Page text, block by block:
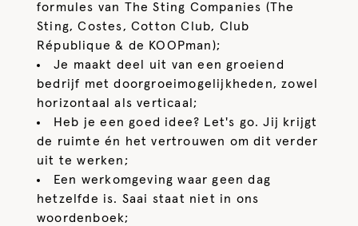
formules van The Sting Companies (The
Sting, Costes, Cotton Club, Club
République & de KOOPman);
Je maakt deel uit van een groeiend
bedrijf met doorgroeimogelijkheden, zowel
horizontaal als verticaal;
Heb je een goed idee? Let's go. Jij krijgt
de ruimte én het vertrouwen om dit verder
uit te werken;
Een werkomgeving waar geen dag
hetzelfde is. Saai staat niet in ons
woordenboek;